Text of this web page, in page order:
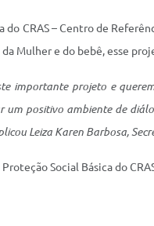
do CRAS – Centro de
Mulher e do bebê, esse
importante projeto e
um positivo ambiente de
Leiza Karen Barbosa,
Social Básica do